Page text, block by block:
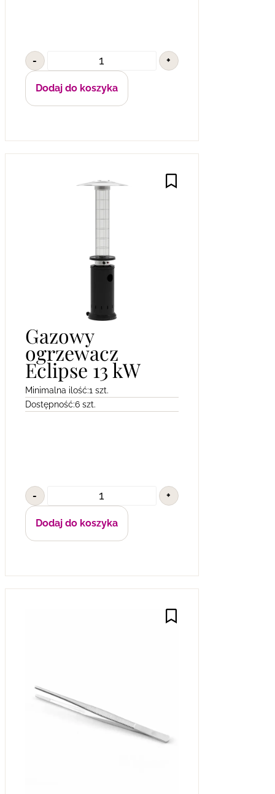
- +
Dodaj do koszyka
Gazowy
ogrzewacz
Eclipse 13 kW
Minimalna ilość:1 szt.
Dostępność:6 szt.
- +
Dodaj do koszyka